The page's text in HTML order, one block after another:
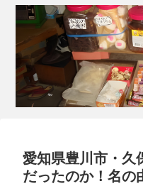
愛知県豊川市・
だったのか！名